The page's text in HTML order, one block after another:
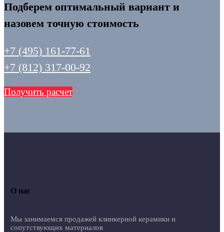
Подберем оптимальный вариант и
назовем точную стоимость
+7 (495) 161-77-61
+7 (812) 317-00-92
Получить расчет
О нас
Мы занимаемся продажей клинкерной керамики и
сопутствующих материалов